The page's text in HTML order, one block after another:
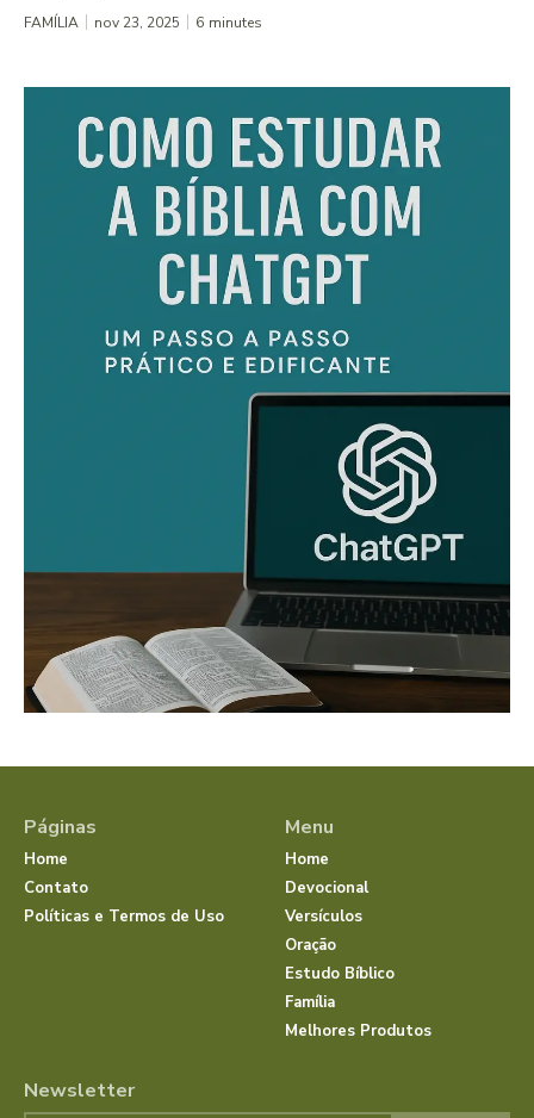
FAMÍLIA nov 23, 2025 6 minutes
Páginas
Home
Contato
Políticas e Termos de Uso
Menu
Home
Devocional
Versículos
Oração
Estudo Bíblico
Família
Melhores Produtos
Newsletter